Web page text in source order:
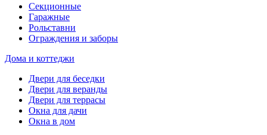
Секционные
Гаражные
Рольставни
Ограждения и заборы
Дома и коттеджи
Двери для беседки
Двери для веранды
Двери для террасы
Окна для дачи
Окна в дом